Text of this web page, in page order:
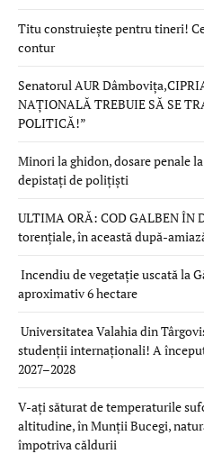
Titu construiește pentru tineri!
contur
Senatorul AUR
NAȚIONALĂ TREBUIE SĂ SE
POLITICĂ!”
Minori la ghidon, dosare penale
depistați de polițiști
ULTIMA ORĂ: COD GALBEN
torențiale, în această după-
Incendiu de vegetație uscată la
aproximativ 6 hectare
Universitatea Valahia din
studenții internaționali! A
2027–2028
V-ați săturat de temperaturile
altitudine, în Munții Bucegi,
împotriva căldurii